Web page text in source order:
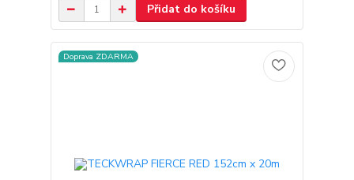
Přidat do košíku
Doprava ZDARMA